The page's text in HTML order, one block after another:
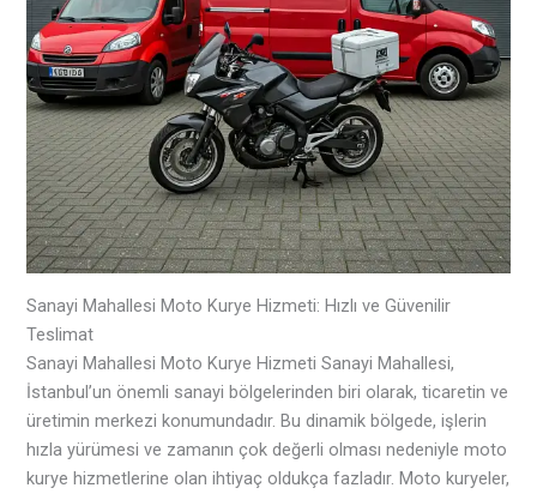
Sanayi Mahallesi Moto Kurye Hizmeti: Hızlı ve Güvenilir
Teslimat
Sanayi Mahallesi Moto Kurye Hizmeti Sanayi Mahallesi,
İstanbul’un önemli sanayi bölgelerinden biri olarak, ticaretin ve
üretimin merkezi konumundadır. Bu dinamik bölgede, işlerin
hızla yürümesi ve zamanın çok değerli olması nedeniyle moto
kurye hizmetlerine olan ihtiyaç oldukça fazladır. Moto kuryeler,